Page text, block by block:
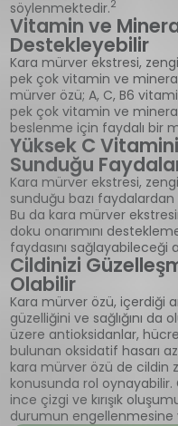
söylenmektedir.2
Vitamin ve
Destekleyebilir
Kara mürver ekstresi,
pek çok vitamin ve
mürver özü; A, C, B6
pek çok vitamin ve mineral
beslenme için faydalı bir
Yüksek C
Sunduğu
Kara mürver ekstresi,
sunduğu bazı
Bu da kara mürver
doku onarımını
faydasını sağlayabileceği
Cildinizi
Olabilir
Kara mürver özü, içerdiği
güzelliğini ve sağlığını da
üzere antioksidanlar,
bulunan oksidatif hasarı
kara mürver özü de cildin
konusunda rol
ince çizgi ve kırışık
durumun engellenmesine